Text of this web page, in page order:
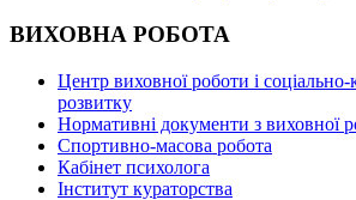
ВИХОВНА РОБОТА
Центр виховної роботи і соціально-
розвитку
Нормативні документи з виховної
Спортивно-масова робота
Кабінет психолога
Інститут кураторства